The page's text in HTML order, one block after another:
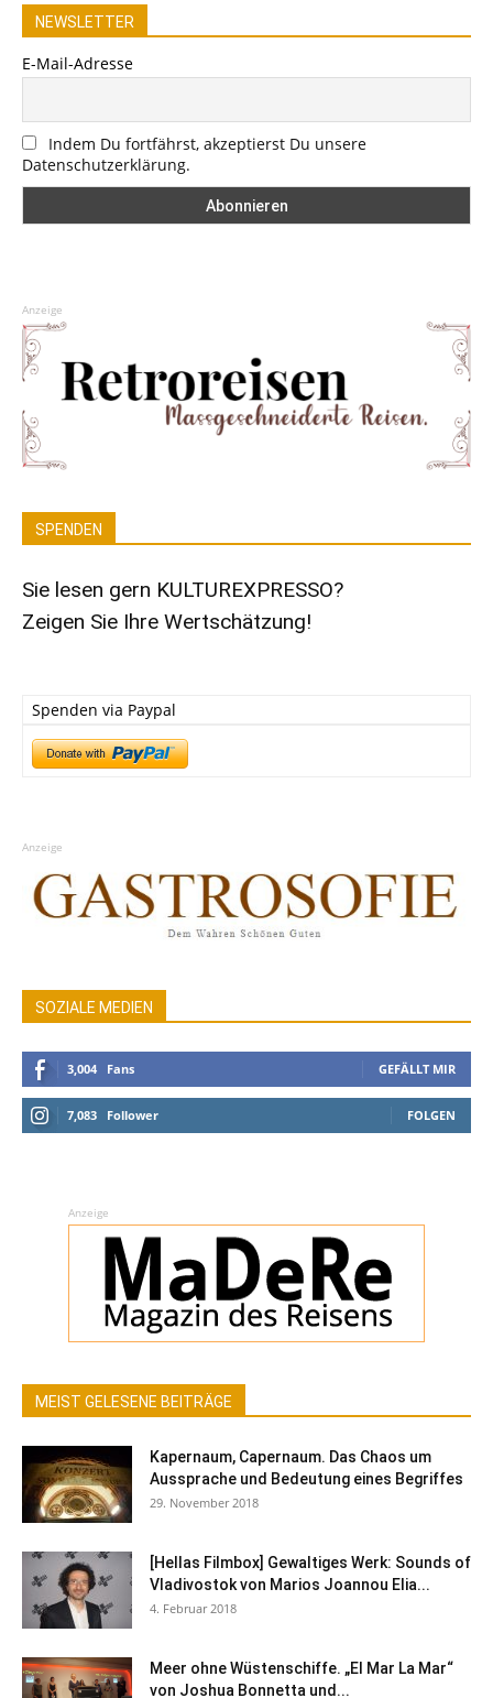
NEWSLETTER
E-Mail-Adresse
Indem Du fortfährst, akzeptierst Du unsere
Datenschutzerklärung.
Anzeige
SPENDEN
Sie lesen gern KULTUREXPRESSO?
Zeigen Sie Ihre Wertschätzung!
Spenden via Paypal
Anzeige
SOZIALE MEDIEN
3,004 Fans GEFÄLLT MIR
7,083 Follower FOLGEN
Anzeige
MEIST GELESENE BEITRÄGE
Kapernaum, Capernaum. Das Chaos um
Aussprache und Bedeutung eines Begriffes
29. November 2018
[Hellas Filmbox] Gewaltiges Werk: Sounds of
Vladivostok von Marios Joannou Elia...
4. Februar 2018
Meer ohne Wüstenschiffe. „El Mar La Mar“
von Joshua Bonnetta und...